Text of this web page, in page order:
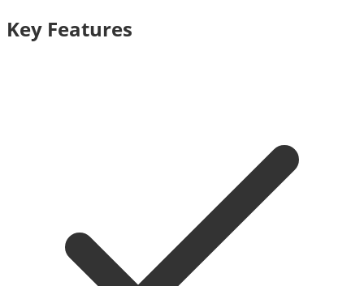
Key Features